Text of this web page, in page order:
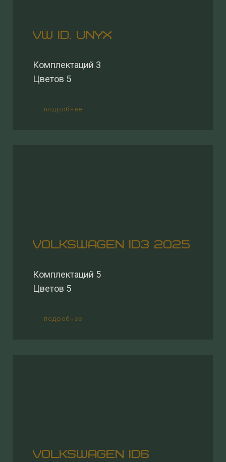
VW ID. UNYX
Комплектаций 3
Цветов 5
подробнее
VOLKSWAGEN ID3 2025
Комплектаций 5
Цветов 5
подробнее
VOLKSWAGEN ID6